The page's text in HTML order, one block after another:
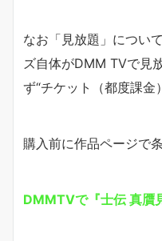
なお「見放題」につい
ズ自体がDMM TVで見
ず“チケット（都度課金
購入前に作品ページで
DMMTVで『士伝 真贋